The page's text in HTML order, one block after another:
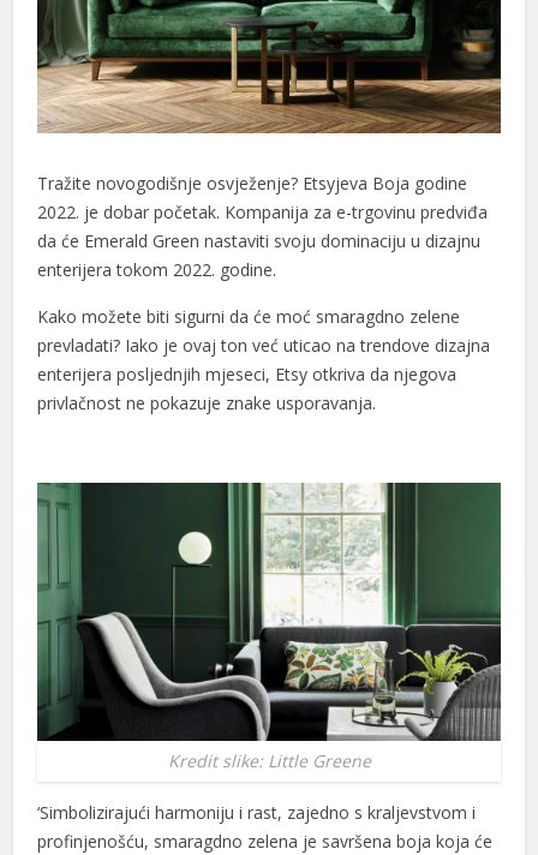
Tražite novogodišnje osvježenje? Etsyjeva Boja godine
2022. je dobar početak. Kompanija za e-trgovinu predviđa
da će Emerald Green nastaviti svoju dominaciju u dizajnu
enterijera tokom 2022. godine.
Kako možete biti sigurni da će moć smaragdno zelene
prevladati? Iako je ovaj ton već uticao na trendove dizajna
enterijera posljednjih mjeseci, Etsy otkriva da njegova
privlačnost ne pokazuje znake usporavanja.
Kredit slike: Little Greene
‘Simbolizirajući harmoniju i rast, zajedno s kraljevstvom i
profinjenošću, smaragdno zelena je savršena boja koja će